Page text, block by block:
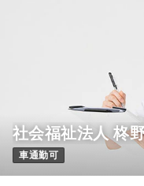
社会福祉法人 柊
車通勤可